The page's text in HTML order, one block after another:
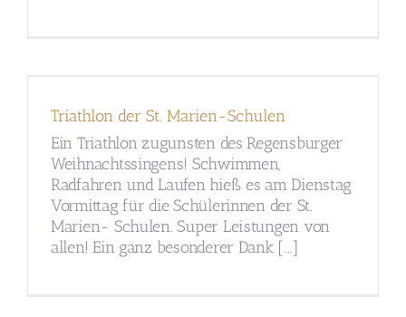
Triathlon der St. Marien-Schulen
Ein Triathlon zugunsten des Regensburger
Weihnachtssingens! Schwimmen,
Radfahren und Laufen hieß es am Dienstag
Vormittag für die Schülerinnen der St.
Marien- Schulen. Super Leistungen von
allen! Ein ganz besonderer Dank [...]